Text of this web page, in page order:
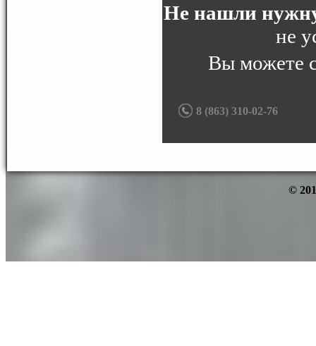
Не нашли
не
Вы можете
8 (863) 310-02-76
©